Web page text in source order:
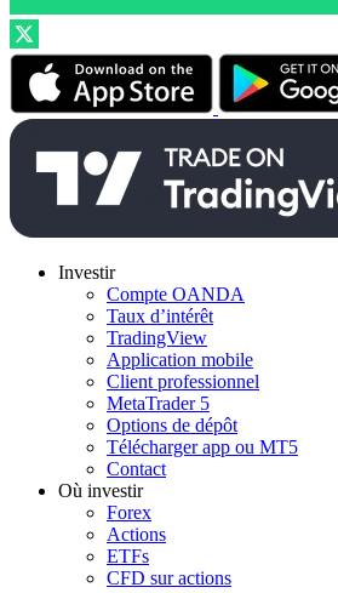
Investir
Compte OANDA
Taux d’intérêt
TradingView
Application mobile
Client professionnel
MetaTrader 5
Options de dépôt
Télécharger app ou MT5
Contact
Où investir
Forex
Actions
ETFs
CFD sur actions